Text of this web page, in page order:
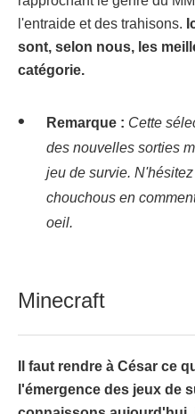
l'entraide et des trahisons.
sont, selon nous, les
catégorie.
Remarque : Cette
des nouvelles sorties
jeu de survie.
chouchous en
oeil.
Minecraft
Il faut rendre à César ce
l'émergence des jeux de